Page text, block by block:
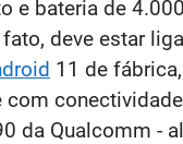
e bateria de
deve estar
11 de
com
da Qualcomm -